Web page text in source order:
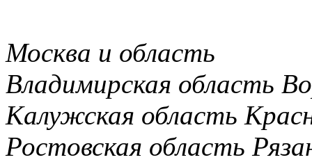
Москва и область
Владимирская область
Калужская область
Ростовская область